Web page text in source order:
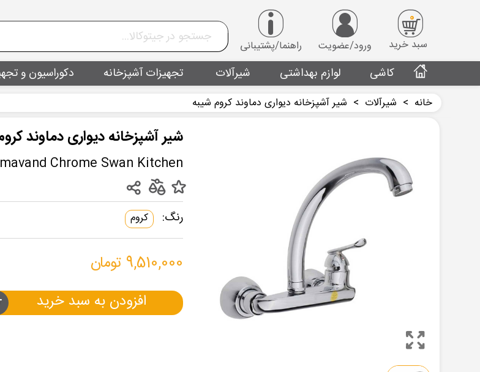
0
سبد خرید
ورود/عضویت راهنما/پشتیبانی
کاشی لوازم بهداشتی شیرآلات تجهیزات آشپزخانه دکوراسیون و
خانه > شیرآلات > شیر آشپزخانه دیواری دماوند کروم شیبه
شیر آشپزخانه دیواری دماوند
Chrome Swan Kitchen
رنگ: کروم
9,510,000 تومان
افزودن به سبد خرید